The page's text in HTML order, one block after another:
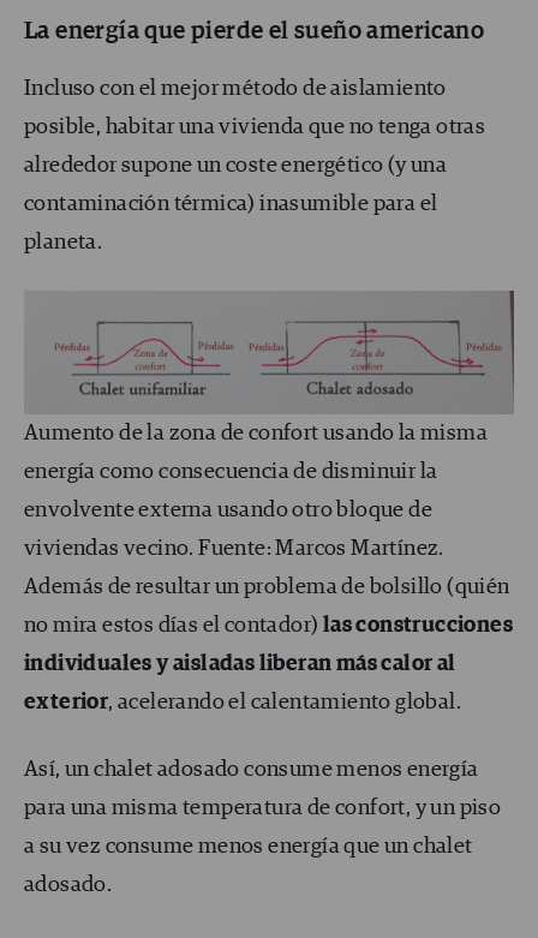
La energía que pierde el sueño americano
Incluso con el mejor método de aislamiento
posible, habitar una vivienda que no tenga otras
alrededor supone un coste energético (y una
contaminación térmica) inasumible para el
planeta.
Aumento de la zona de confort usando la misma
energía como consecuencia de disminuir la
envolvente externa usando otro bloque de
viviendas vecino. Fuente: Marcos Martínez.
Además de resultar un problema de bolsillo (quién
no mira estos días el contador) las construcciones
individuales y aisladas liberan más calor al
exterior, acelerando el calentamiento global.
Así, un chalet adosado consume menos energía
para una misma temperatura de confort, y un piso
a su vez consume menos energía que un chalet
adosado.